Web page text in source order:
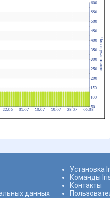
данных
Установка
Команды
Контакты